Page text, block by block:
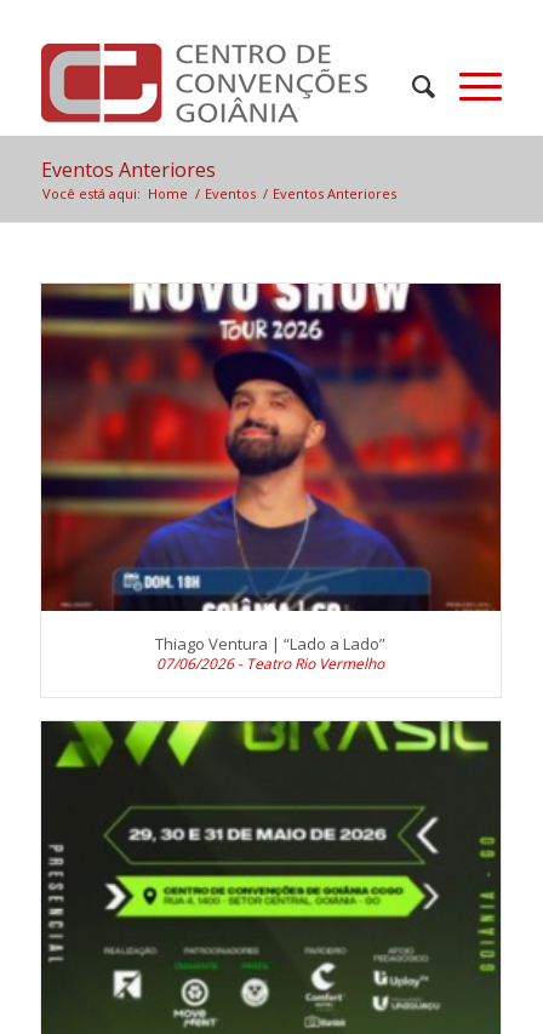
Eventos Anteriores
Você está aqui: Home / Eventos / Eventos Anteriores
Thiago Ventura | “Lado a Lado”
07/06/2026 - Teatro Rio Vermelho